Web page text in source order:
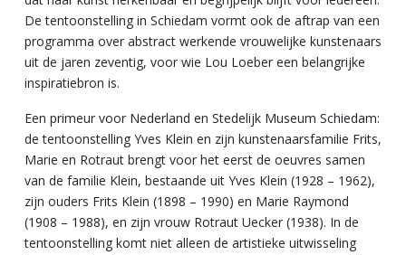
De tentoonstelling in Schiedam vormt ook de aftrap van een
programma over abstract werkende vrouwelijke kunstenaars
uit de jaren zeventig, voor wie Lou Loeber een belangrijke
inspiratiebron is.
Een primeur voor Nederland en Stedelijk Museum Schiedam:
de tentoonstelling Yves Klein en zijn kunstenaarsfamilie Frits,
Marie en Rotraut brengt voor het eerst de oeuvres samen
van de familie Klein, bestaande uit Yves Klein (1928 – 1962),
zijn ouders Frits Klein (1898 – 1990) en Marie Raymond
(1908 – 1988), en zijn vrouw Rotraut Uecker (1938). In de
tentoonstelling komt niet alleen de artistieke uitwisseling